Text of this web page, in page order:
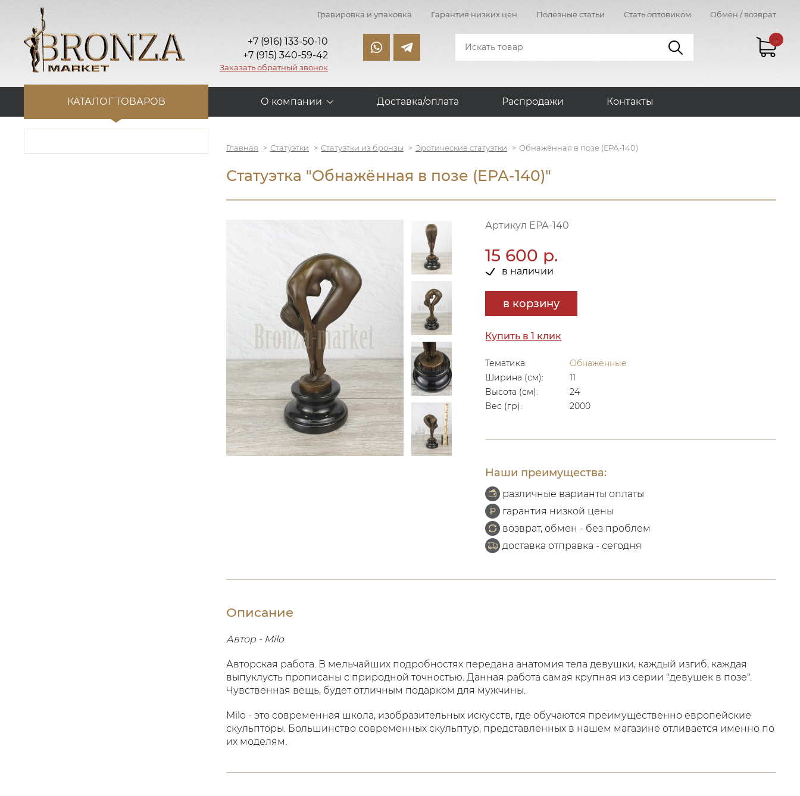
Гравировка и упаковка Гарантия низких цен Полезные статьи Стать оптовиком Обмен / возврат
+7 (916) 133-50-10
+7 (915) 340-59-42
Заказать обратный звонок
...
КАТАЛОГ ТОВАРОВ О компании Доставка/оплата Распродажи Контакты
Главная Статуэтки Статуэтки из бронзы Эротические статуэтки Обнажённая в позе (ЕРА-140)
Статуэтка "Обнажённая в позе (ЕРА-140)"
Артикул ЕРА-140
15 600 р.
в наличии
в корзину
Купить в 1 клик
Тематика:
Обнажённые
Ширина (см):
11
Высота (см):
24
Вес (гр):
2000
Наши преимущества:
различные варианты оплаты
гарантия низкой цены
возврат, обмен - без проблем
доставка отправка - сегодня
Описание
Автор - Milo
Авторская работа. В мельчайших подробностях передана анатомия тела девушки, каждый изгиб, каждая
выпуклусть прописаны с природной точностью. Данная работа самая крупная из серии "девушек в позе".
Чувственная вещь, будет отличным подарком для мужчины.
Milo - это современная школа, изобразительных искусств, где обучаются преимущественно европейские
скульпторы. Большинство современных скульптур, представленных в нашем магазине отливается именно по
их моделям.